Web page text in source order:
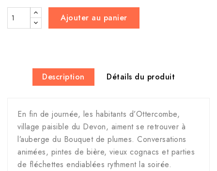
Ajouter au panier
Description Détails du produit
En fin de journée, les habitants d’Ottercombe,
village paisible du Devon, aiment se retrouver à
l’auberge du Bouquet de plumes. Conversations
animées, pintes de bière, vieux cognacs et parties
de fléchettes endiablées rythment la soirée.